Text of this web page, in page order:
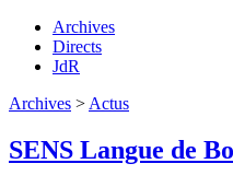
Archives
Directs
JdR
Archives > Actus
SENS Langue de